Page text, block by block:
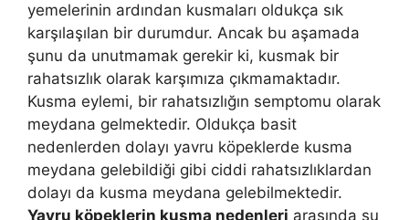
yemelerinin ardından kusmaları oldukça sık
karşılaşılan bir durumdur. Ancak bu aşamada
şunu da unutmamak gerekir ki, kusmak bir
rahatsızlık olarak karşımıza çıkmamaktadır.
Kusma eylemi, bir rahatsızlığın semptomu olarak
meydana gelmektedir. Oldukça basit
nedenlerden dolayı yavru köpeklerde kusma
meydana gelebildiği gibi ciddi rahatsızlıklardan
dolayı da kusma meydana gelebilmektedir.
Yavru köpeklerin kusma nedenleri arasında şu